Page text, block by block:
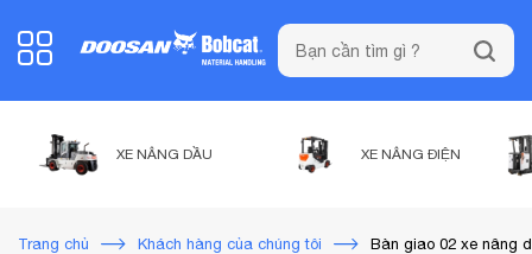
XE NÂNG DẦU XE NÂNG ĐIỆN
Trang chủ Khách hàng của chúng tôi Bàn giao 02 xe nâng